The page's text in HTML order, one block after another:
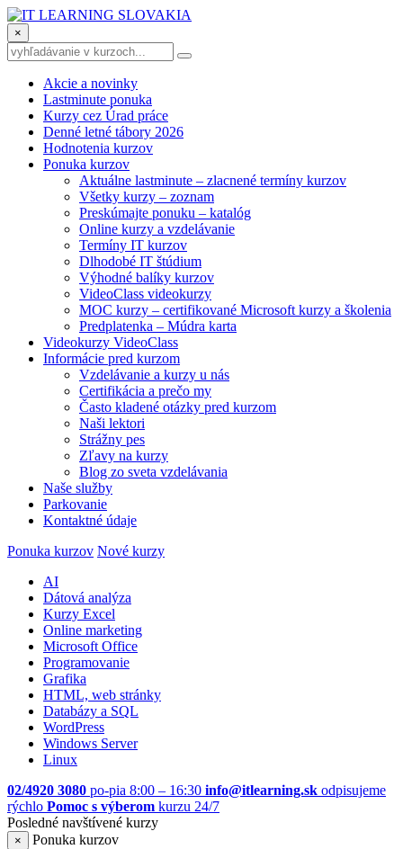
×
Akcie a novinky
Lastminute ponuka
Kurzy cez Úrad práce
Denné letné tábory 2026
Hodnotenia kurzov
Ponuka kurzov
Aktuálne lastminute – zlacnené termíny kurzov
Všetky kurzy – zoznam
Preskúmajte ponuku – katalóg
Online kurzy a vzdelávanie
Termíny IT kurzov
Dlhodobé IT štúdium
Výhodné balíky kurzov
VideoClass videokurzy
MOC kurzy – certifikované Microsoft kurzy a školenia
Predplatenka – Múdra karta
Videokurzy VideoClass
Informácie pred kurzom
Vzdelávanie a kurzy u nás
Certifikácia a prečo my
Často kladené otázky pred kurzom
Naši lektori
Strážny pes
Zľavy na kurzy
Blog zo sveta vzdelávania
Naše služby
Parkovanie
Kontaktné údaje
Ponuka kurzov Nové kurzy
AI
Dátová analýza
Kurzy Excel
Online marketing
Microsoft Office
Programovanie
Grafika
HTML, web stránky
Databázy a SQL
WordPress
Windows Server
Linux
02/4920 3080 po-pia 8:00 – 16:30 info@itlearning.sk odpisujeme
rýchlo Pomoc s výberom kurzu 24/7
Posledné navštívené kurzy
×
Ponuka kurzov